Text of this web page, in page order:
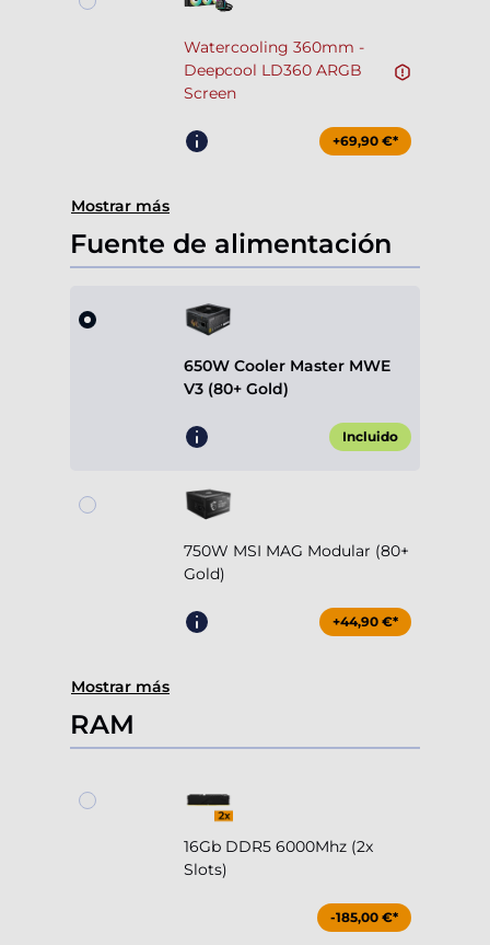
Watercooling 360mm -
Deepcool LD360 ARGB
Screen
+69,90 €*
Mostrar más
Fuente de alimentación
650W Cooler Master MWE
V3 (80+ Gold)
Incluido
750W MSI MAG Modular (80+
Gold)
+44,90 €*
Mostrar más
RAM
16Gb DDR5 6000Mhz (2x
Slots)
-185,00 €*